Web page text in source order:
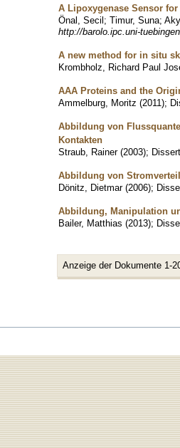
A Lipoxygenase Sensor
Önal, Secil; Timur, Suna;
http://barolo.ipc.uni-
A new method for in situ
Krombholz, Richard Paul
AAA Proteins and the
Ammelburg, Moritz (2011);
Abbildung von
Kontakten
Straub, Rainer (2003);
Abbildung von
Dönitz, Dietmar (2006);
Abbildung, Manipulation
Bailer, Matthias (2013);
Anzeige der Dokumente 1-